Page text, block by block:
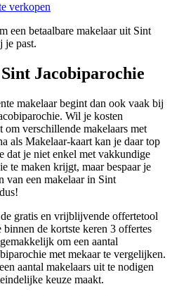
verkopen
een betaalbare makelaar uit Sint
je past.
Jacobiparochie
makelaar begint dan ook vaak bij
Wil je kosten
verschillende makelaars met
als Makelaar-kaart kan je daar top
dat je niet enkel met vakkundige
te maken krijgt, maar bespaar je
van een makelaar in Sint
gratis en vrijblijvende offertetool
de kortste keren 3 offertes
om een aantal
met mekaar te vergelijken.
aantal makelaars uit te nodigen
keuze maakt.